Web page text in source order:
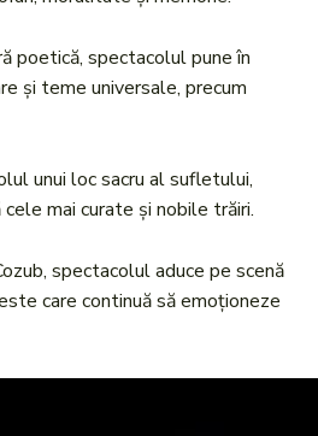
poetică, spectacolul pune în
și teme universale, precum
unui loc sacru al sufletului,
mai curate și nobile trăiri.
spectacolul aduce pe scenă
care continuă să emoționeze